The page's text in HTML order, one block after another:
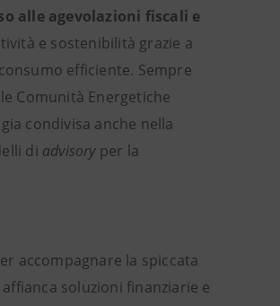
alle agevolazioni fiscali e
e sostenibilità grazie a
efficiente. Sempre
Comunità Energetiche
condivisa anche nella
di advisory per la
accompagnare la spiccata
soluzioni finanziarie e